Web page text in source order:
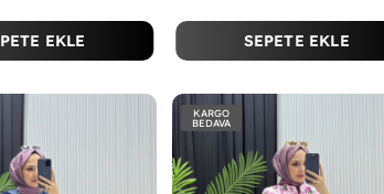
EKLE SEPETE EKLE
KARGO
BEDAVA